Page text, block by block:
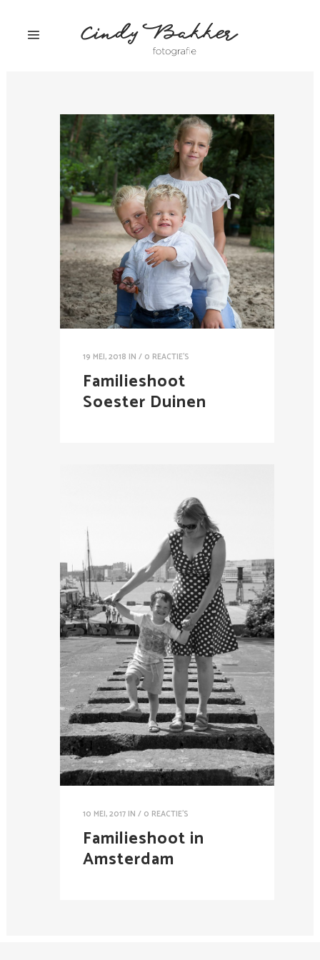
19 MEI, 2018 IN / 0 REACTIE'S
Familieshoot
Soester Duinen
10 MEI, 2017 IN / 0 REACTIE'S
Familieshoot in
Amsterdam